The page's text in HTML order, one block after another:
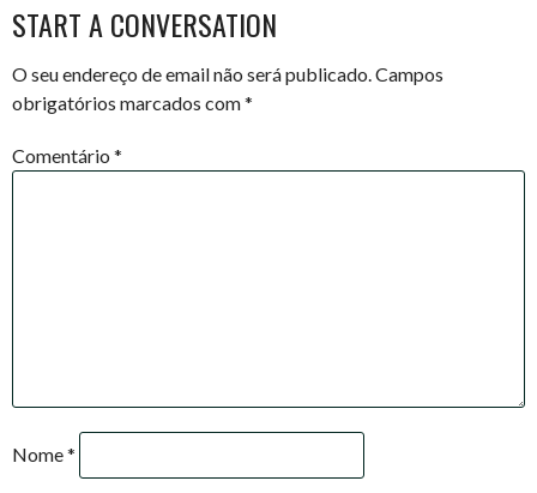
NAVIGATION
START A CONVERSATION
O seu endereço de email não será publicado.Campos
obrigatórios marcados com*
Comentário *
Nome*